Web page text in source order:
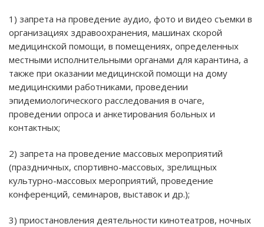
1) запрета на проведение аудио, фото и видео съемки в
организациях здравоохранения, машинах скорой
медицинской помощи, в помещениях, определенных
местными исполнительными органами для карантина, а
также при оказании медицинской помощи на дому
медицинскими работниками, проведении
эпидемиологического расследования в очаге,
проведении опроса и анкетирования больных и
контактных;
2) запрета на проведение массовых мероприятий
(праздничных, спортивно-массовых, зрелищных
культурно-массовых мероприятий, проведение
конференций, семинаров, выставок и др.);
3) приостановления деятельности кинотеатров, ночных